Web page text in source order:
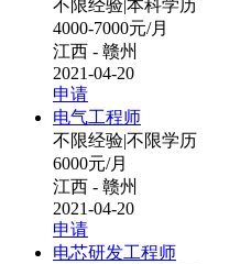
不限经验|本科学历
4000-7000元/月
江西 - 赣州
2021-04-20
申请
电气工程师
不限经验|不限学历
6000元/月
江西 - 赣州
2021-04-20
申请
电芯研发工程师